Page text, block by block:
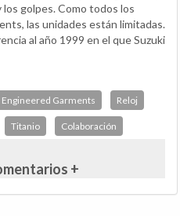
golpes. Como todos los
las unidades están limitadas.
al año 1999 en el que Suzuki
Engineered Garments Reloj
Titanio Colaboración
+